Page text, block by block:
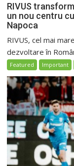
RIVUS
un nou centru
Napoca
RIVUS, cel mai
dezvoltare în
Featured Important